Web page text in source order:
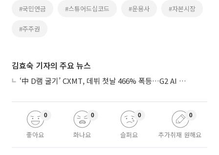
#국민연금 #스튜어드십코드 #운용사 #자본시장
#주주권
김효숙 기자의 주요 뉴스
‘中 D램 굴기’ CXMT, 데뷔 첫날 466% 폭등…G2 AI 패권 ‘쩐의 전쟁’
좋아요
0
화나요
0
슬퍼요
0
추가취재 원해요
0